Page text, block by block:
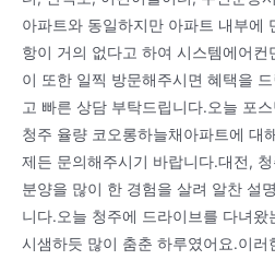
아파트와 동일하지만 아파트 내부에
항이 거의 없다고 하여 시스템에어컨
이 또한 일찍 방문해주시면 혜택을
고 빠른 상담 부탁드립니다.오늘 포
청주 율량 코오롱하늘채아파트에 대
제든 문의해주시기 바랍니다.대전,
분양을 많이 한 경험을 살려 알찬 설
니다.오늘 청주에 드라이브를 다녀
시샘하듯 많이 춤춘 하루였어요.이러